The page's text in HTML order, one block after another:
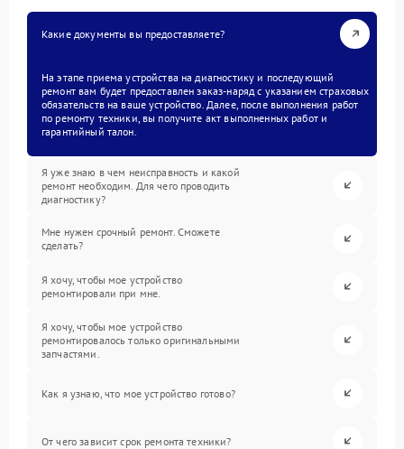
Какие документы вы предоставляете?
На этапе приема устройства на диагностику и последующий
ремонт вам будет предоставлен заказ-наряд с указанием страховых
обязательств на ваше устройство. Далее, после выполнения работ
по ремонту техники, вы получите акт выполненных работ и
гарантийный талон.
Я уже знаю в чем неисправность и какой
ремонт необходим. Для чего проводить
диагностику?
Мне нужен срочный ремонт. Сможете
сделать?
Я хочу, чтобы мое устройство
ремонтировали при мне.
Я хочу, чтобы мое устройство
ремонтировалось только оригинальными
запчастями.
Как я узнаю, что мое устройство готово?
От чего зависит срок ремонта техники?